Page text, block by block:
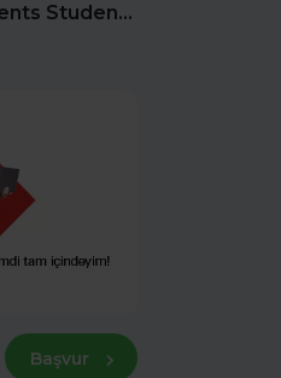
HSBC Virtualents Student Program bu sene de devam ediyor!
Başvur